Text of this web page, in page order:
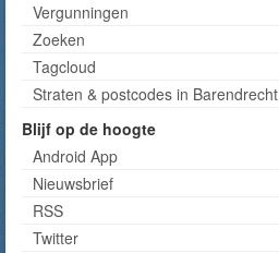
Vergunningen
Zoeken
Tagcloud
Straten & postcodes in Barendrecht
Blijf op de hoogte
Android App
Nieuwsbrief
RSS
Twitter